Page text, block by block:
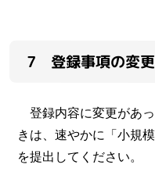
7 登録事項の変
登録内容に変更があ
きは、速やかに「小規
を提出してください。